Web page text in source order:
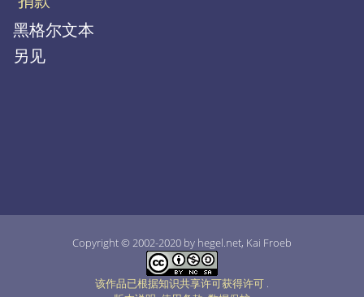
黑格尔文本
另见
Copyright © 2002-2020 by hegel.net, Kai Froeb
该作品已根据知识共享许可获得许可 .